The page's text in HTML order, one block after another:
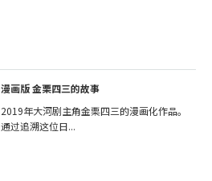
漫画版 金栗四三的故事
2019年大河剧主角金栗四三的漫画化作品。
通过追溯这位日...